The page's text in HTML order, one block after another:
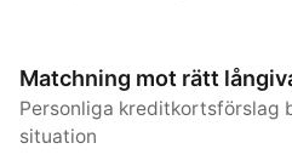
Matchning mot rätt
Personliga kreditkortsförslag
situation